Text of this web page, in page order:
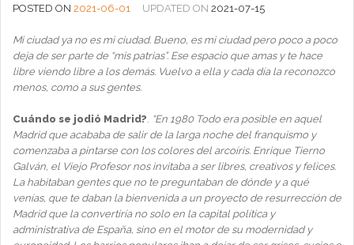
POSTED ON 2021-06-01 UPDATED ON 2021-07-15
Mi ciudad ya no es mi ciudad. Bueno, es mi ciudad pero poco a poco
deja de ser parte de “mis patrias”. Ese espacio que amas y te hace
libre viendo libre a los demás. Vuelvo a ella y cada día la reconozco
menos, como a sus gentes.
Cuándo se jodió Madrid? “En 1980 Todo era posible en aquel
Madrid que acababa de salir de la larga noche del franquismo y
comenzaba a pintarse con los colores del arcoíris. Enrique Tierno
Galván, el Viejo Profesor nos invitaba a ser libres, creativos y felices.
La habitaban gentes que no te preguntaban de dónde y a qué
venías, que te daban la bienvenida a un proyecto de resurrección de
Madrid que la convertiría no solo en la capital política y
administrativa de España, sino en el motor de su modernidad y